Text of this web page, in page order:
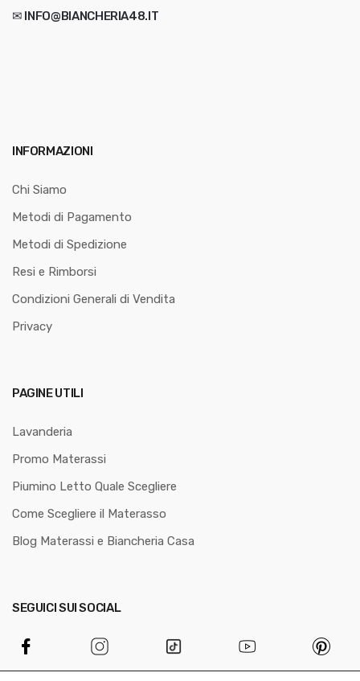
✉ INFO@BIANCHERIA48.IT
INFORMAZIONI
Chi Siamo
Metodi di Pagamento
Metodi di Spedizione
Resi e Rimborsi
Condizioni Generali di Vendita
Privacy
PAGINE UTILI
Lavanderia
Promo Materassi
Piumino Letto Quale Scegliere
Come Scegliere il Materasso
Blog Materassi e Biancheria Casa
SEGUICI SUI SOCIAL